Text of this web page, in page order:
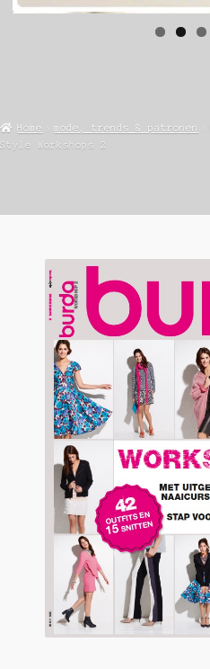
Home mode, trends & patronen
Style Workshops 2